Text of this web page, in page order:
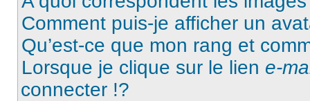
Comment puis-je afficher un
Qu’est-ce que mon rang et
Lorsque je clique sur le lien e-
connecter !?